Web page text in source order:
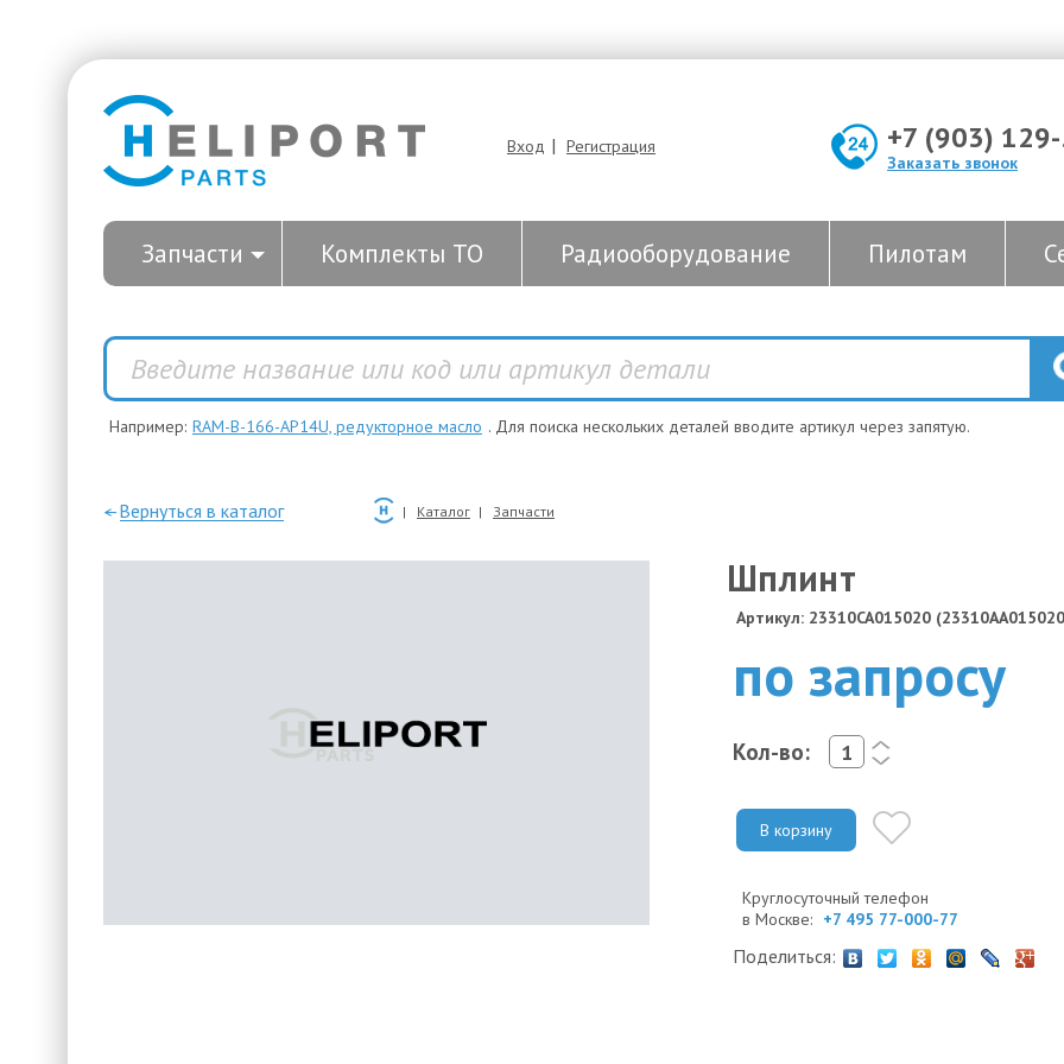
Вход | Регистрация +7 (903)
Заказать звонок
Запчасти Комплекты ТО Радиооборудование Пилотам
Например: RAM-B-166-AP14U, редукторное масло . Для поиска нескольких деталей вводите артикул через запятую.
—Вернуться в каталог Каталог Запчасти
Шплинт
Артикул: 23310CA015020
по запросу
Кол-во:
<
>
В корзину
Круглосуточный телефон
в Москве: +7 495 77-000-77
Поделиться: